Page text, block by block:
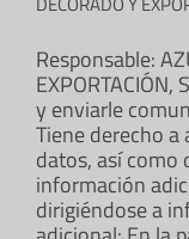
Responsable:
y enviarle
Tiene derecho
datos, así como
información
dirigiéndose a